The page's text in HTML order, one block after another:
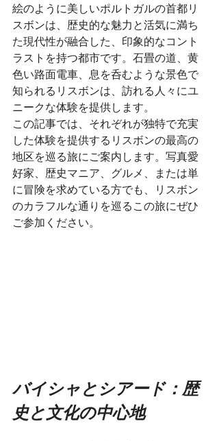
絵のように美しいポルトガルの首都リ
スボンは、歴史的な魅力と活気に満ち
た現代性が融合した、印象的なコント
ラストを持つ都市です。石畳の道、黄
色い路面電車、息を呑むような景色で
知られるリスボンは、訪れる人々にユ
ニークな体験を提供します。
この記事では、それぞれが独特で充実
した体験を提供するリスボンの最高の
地区を巡る旅にご案内します。写真愛
好家、歴史マニア、グルメ、または単
に冒険を求めている方でも、リスボン
のカラフルな通りを巡るこの旅にぜひ
ご参加ください。
バイシャとシアード：歴
史と文化の中心地